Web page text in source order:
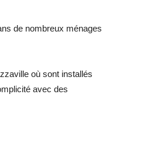
de nombreux ménages
où sont installés
avec des